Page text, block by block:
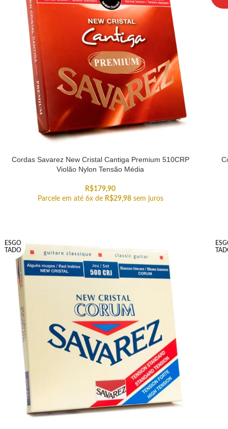
Cordas Savarez New Cristal Cantiga Premium 510CRP
Violão Nylon Tensão Média
R$179,90
Parcele em até 6x de R$29,98 sem juros
ESGO
TADO